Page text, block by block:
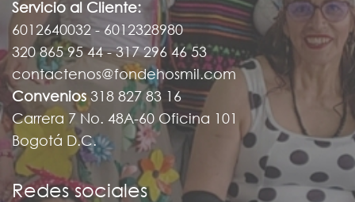
Servicio al Cliente:
6012640032 - 6012328980
320 865 95 44 - 317 296 46 53
contactenos@fondehosmil.com
Convenios 318 827 83 16
Carrera 7 No. 48A-60 Oficina 101
Bogotá D.C.
Redes sociales